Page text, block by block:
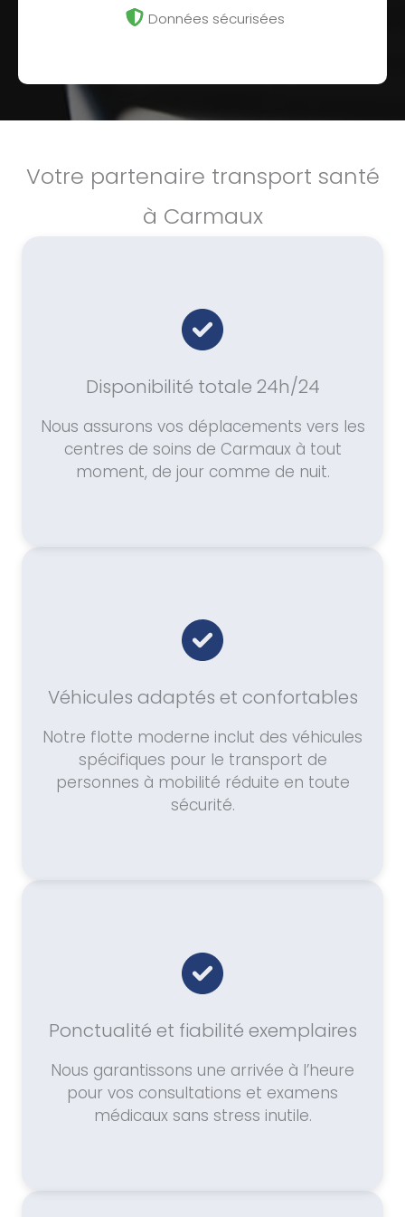
Données sécurisées
Votre partenaire transport santé
à Carmaux
Disponibilité totale 24h/24
Nous assurons vos déplacements vers les
centres de soins de Carmaux à tout
moment, de jour comme de nuit.
Véhicules adaptés et confortables
Notre flotte moderne inclut des véhicules
spécifiques pour le transport de
personnes à mobilité réduite en toute
sécurité.
Ponctualité et fiabilité exemplaires
Nous garantissons une arrivée à l’heure
pour vos consultations et examens
médicaux sans stress inutile.